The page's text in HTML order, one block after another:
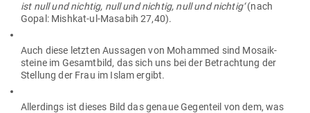
ist null und nichtig, null und nichtig, null und nichtig‘(nach
Gopal: Mishkat-ul-Masabih 27,40).
Auch diese letzten Aus­sagen von Mohammed sind Mosa­ik­
steine im Gesamtbild, das sich uns bei der Betrachtung der
Stellung der Frau im Islam ergibt.
Aller­dings ist dieses Bild das genaue Gegenteil von dem, was